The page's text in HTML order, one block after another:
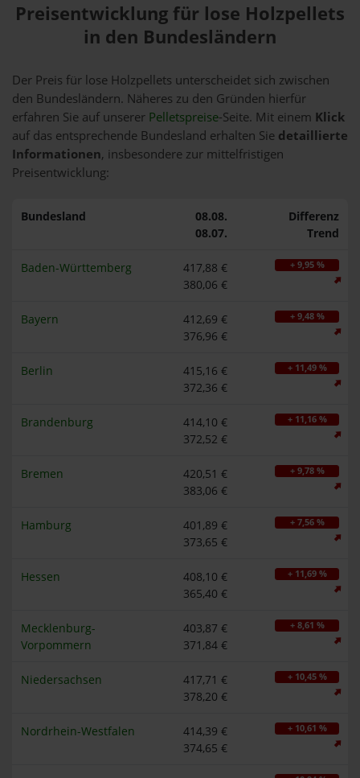
Preisentwicklung für lose Holzpellets
in den Bundesländern
Der Preis für lose Holzpellets unterscheidet sich zwischen
den Bundesländern. Näheres zu den Gründen hierfür
erfahren Sie auf unserer Pelletspreise-Seite. Mit einem Klick
auf das entsprechende Bundesland erhalten Sie detaillierte
Informationen, insbesondere zur mittelfristigen
Preisentwicklung:
Bundesland
08.08.
08.07.
Differenz
Trend
Baden-Württemberg
417,88 €
380,06 €
+ 9,95 %
Bayern
412,69 €
376,96 €
+ 9,48 %
Berlin
415,16 €
372,36 €
+ 11,49 %
Brandenburg
414,10 €
372,52 €
+ 11,16 %
Bremen
420,51 €
383,06 €
+ 9,78 %
Hamburg
401,89 €
373,65 €
+ 7,56 %
Hessen
408,10 €
365,40 €
+ 11,69 %
Mecklenburg-
Vorpommern
403,87 €
371,84 €
+ 8,61 %
Niedersachsen
417,71 €
378,20 €
+ 10,45 %
Nordrhein-Westfalen
414,39 €
374,65 €
+ 10,61 %